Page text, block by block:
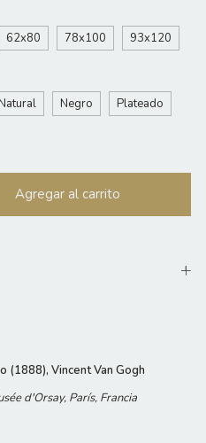
62x80 78x100 93x120
Negro Plateado
(1888), Vincent Van Gogh
d'Orsay, París, Francia